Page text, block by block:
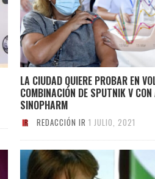
LA CIUDAD QUIERE PROBAR EN
COMBINACIÓN DE SPUTNIK V
SINOPHARM
REDACCIÓN IR 1 JULIO, 2021